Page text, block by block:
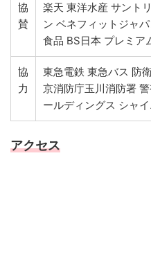
協
賛
楽天 東洋水産 サント
ン ベネフィットジャ
食品 BS日本 プレミア
協
力
東急電鉄 東急バス 防
京消防庁玉川消防署
ールディングス シャ
アクセス